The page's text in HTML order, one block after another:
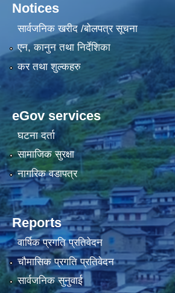
Notices
सार्वजनिक खरीद /बोलपत्र सूचना
एन, कानुन तथा निर्देशिका
कर तथा शुल्कहरु
eGov services
घटना दर्ता
सामाजिक सुरक्षा
नागरिक वडापत्र
Reports
वार्षिक प्रगति प्रतिवेदन
चौमासिक प्रगति प्रतिवेदन
सार्वजनिक सुनुवाई